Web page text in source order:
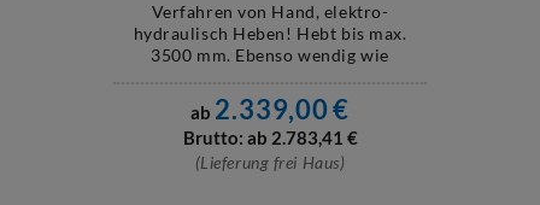
Verfahren von Hand, elektro-
hydraulisch Heben! Hebt bis max.
3500 mm. Ebenso wendig wie
ab 2.339,00€
Brutto: ab 2.783,41 €
(Lieferung frei Haus)